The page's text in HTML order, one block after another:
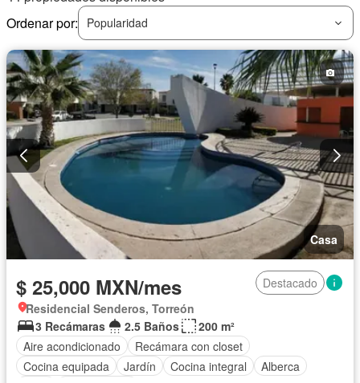
Ordenar por:
Popularidad
Casa
$ 25,000 MXN/mes
Destacado
Residencial Senderos, Torreón
3 Recámaras
2.5 Baños
200 m²
Aire acondicionado
Recámara con closet
Cocina equipada
Jardín Cocina integral
Alberca